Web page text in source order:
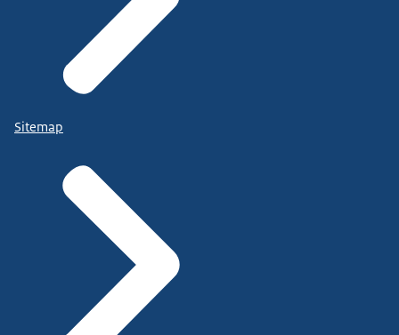
Sitemap